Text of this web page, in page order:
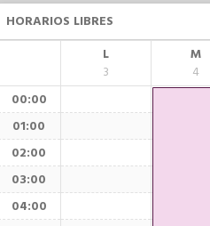
HORARIOS LIBRES
L
3
M
4
00:00
01:00
02:00
03:00
04:00